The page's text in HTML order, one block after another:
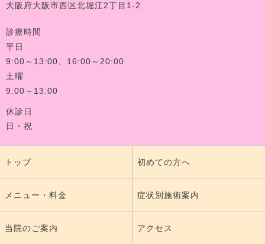
大阪府大阪市西区北堀江2丁目1-2
診療時間
平日
9:00～13:00、16:00～20:00
土曜
9:00～13:00
休診日
日・祝
トップ 初めての方へ
メニュー・料金 症状別施術案内
当院のご案内 アクセス